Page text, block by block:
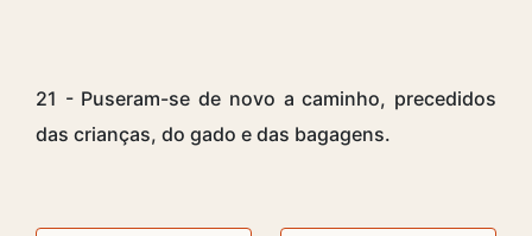
21 - Puseram-se de novo a caminho, precedidos
das crianças, do gado e das bagagens.